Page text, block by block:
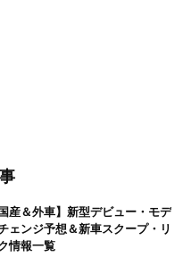
国産＆外車】新型デビュー・モデ
ェンジ予想＆新車スクープ・リ
情報一覧